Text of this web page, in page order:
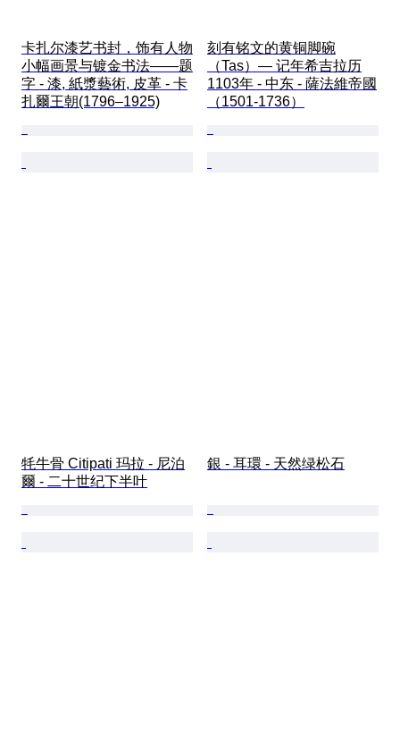
卡扎尔漆艺书封，饰有人物
小幅画景与镀金书法——题
字 - 漆, 紙漿藝術, 皮革 - 卡
扎爾王朝(1796–1925)
刻有铭文的黄铜脚碗
（Tas）— 记年希吉拉历
1103年 - 中东 - 薩法維帝國
（1501-1736）
牦牛骨 Citipati 玛拉 - 尼泊
爾 - 二十世纪下半叶
銀 - 耳環 - 天然绿松石